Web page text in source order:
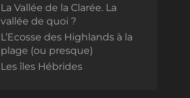
La Vallée de la Clarée. La
vallée de quoi ?
L’Ecosse des Highlands à la
plage (ou presque)
Les îles Hébrides